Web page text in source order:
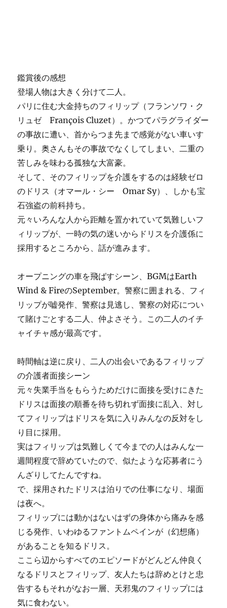
鑑賞後の感想
登場人物は大きく分けて二人。
パリに住む大金持ちのフィリップ（フランソワ・ク
リュゼ François Cluzet）。かつてパラグライダー
の事故に遭い、首からつま先まで感覚がない車いす
乗り。奥さんもその事故でなくしてしまい、二重の
苦しみを味わる孤独な大富豪。
そして、そのフィリップを介護をするのは経験ゼロ
のドリス（オマール・シー Omar Sy）、しかも宝
石強盗の前科持ち。
元々いろんな人から距離を置かれていて気難しいフ
ィリップが、一時の気の迷いからドリスを介護係に
採用するところから、話が進みます。
オープニングの車を飛ばすシーン、BGMはEarth
Wind & FireのSeptember。警察に囲まれる、フィ
リップが嘘発作、警察は見逃し、警察の対応につい
て賭けごとする二人、仲よさそう。この二人のイチ
ャイチャ感が最高です。
時間軸は逆に戻り、二人の出会いであるフィリップ
の介護者面接シーン
元々失業手当をもらうためだけに面接を受けにきた
ドリスは面接の順番を待ち切れず面接に乱入、対し
てフィリップはドリスを気に入りみんなの反対をし
り目に採用。
実はフィリップは気難しくて今までの人はみんな一
週間程度で辞めていたので、似たような応募者にう
んざりしてたんですね。
で、採用されたドリスは泊りでの仕事になり、場面
は夜へ。
フィリップには動かはないはずの身体から痛みを感
じる発作、いわゆるファントムペインが（幻想痛）
があることを知るドリス。
ここら辺からすべてのエピソードがどんどん仲良く
なるドリスとフィリップ、友人たちは辞めとけと忠
告するもそれがなお一層、天邪鬼のフィリップには
気に食わない。